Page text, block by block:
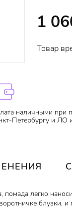
1
Товар
наличными при
Петербургу и ЛО
легко